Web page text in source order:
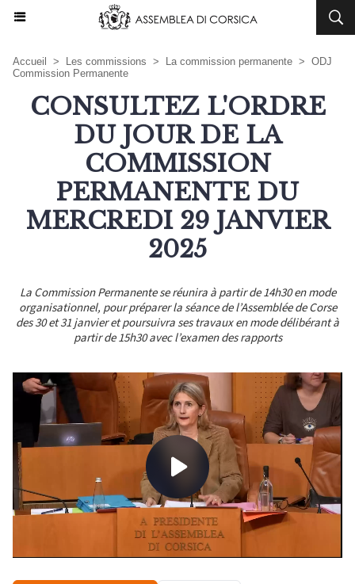
Accueil > Les commissions > La commission permanente > ODJ
Commission Permanente
CONSULTEZ L'ORDRE
DU JOUR DE LA
COMMISSION
PERMANENTE DU
MERCREDI 29 JANVIER
2025
La Commission Permanente se réunira à partir de 14h30 en mode
organisationnel, pour préparer la séance de l’Assemblée de Corse
des 30 et 31 janvier et poursuivra ses travaux en mode délibérant à
partir de 15h30 avec l’examen des rapports